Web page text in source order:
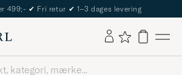
The Care of Carl Passport